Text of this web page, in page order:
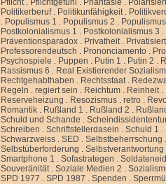
Pflicht. Pflichtgefühl . Phantasie .
Politikerberuf. Politikunfähigkeit.
. Populismus 1 . Populismus 2 .
Postkolonialismus 1 . Postkolonialismus 3 .
Präventionsparadox . Privatheit. Privatisiert
Professorendeutsch . Prononciamento .
Psychospiele . Puppen . Putin 1 . Putin 2 .
Rassismus 6 . Real Existierender
Rechtgehabthaben . Rechtsstaat.
Regeln .regiert sein . Reichtum . Reinheit.
Reserveheizung . Resozismus .retro .
Romantik . Rußland 1 . Rußland 2 .
Schuld und Schande .
Schreiben .Schriftstellerdasein .Schuld 1 .
Schwarzweiss .SED .Selbstbeherrschung
Selbstüberforderung .Selbstverantwortung
Smartphone 1 .Sofastrategen .Soldateneid
Souveränität.Soziale Medien 2 .
SPD 1977 .SPD 1987 .Spenden .Sperrmüll